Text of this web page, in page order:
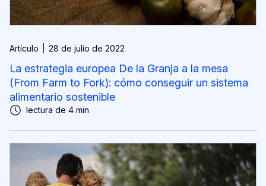
Artículo 28 de julio de 2022
La estrategia europea De la Granja a la mesa
(From Farm to Fork): cómo conseguir un sistema
alimentario sostenible
lectura de 4 min